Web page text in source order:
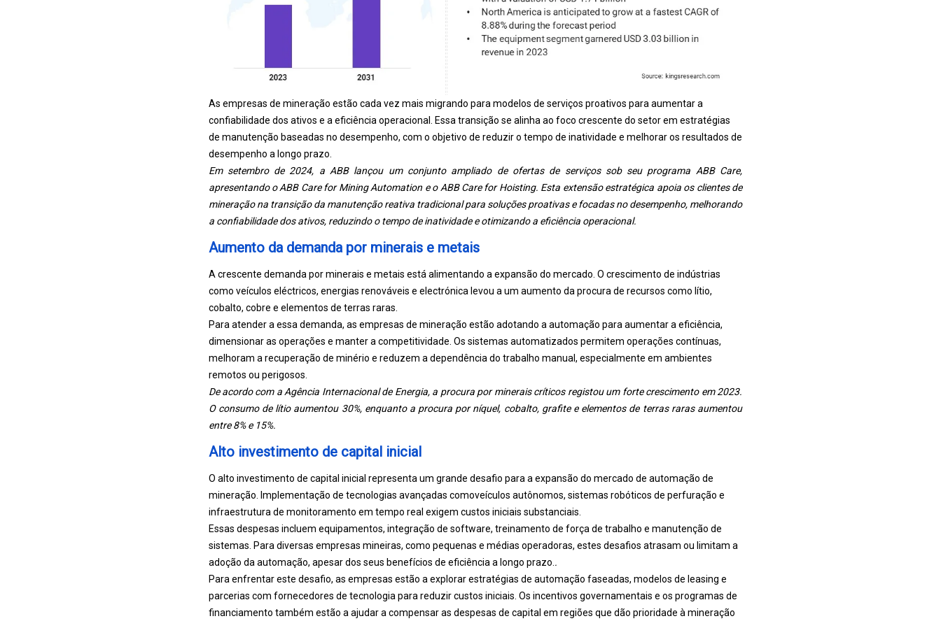
As empresas de mineração estão cada vez mais migrando para modelos de serviços proativos para aumentar a
confiabilidade dos ativos e a eficiência operacional. Essa transição se alinha ao foco crescente do setor em estratégias
de manutenção baseadas no desempenho, com o objetivo de reduzir o tempo de inatividade e melhorar os resultados de
desempenho a longo prazo.
Em setembro de 2024, a ABB lançou um conjunto ampliado de ofertas de serviços sob seu programa ABB Care,
apresentando o ABB Care for Mining Automation e o ABB Care for Hoisting. Esta extensão estratégica apoia os clientes de
mineração na transição da manutenção reativa tradicional para soluções proativas e focadas no desempenho, melhorando
a confiabilidade dos ativos, reduzindo o tempo de inatividade e otimizando a eficiência operacional.
Aumento da demanda por minerais e metais
A crescente demanda por minerais e metais está alimentando a expansão do mercado. O crescimento de indústrias
como veículos eléctricos, energias renováveis ​​e electrónica levou a um aumento da procura de recursos como lítio,
cobalto, cobre e elementos de terras raras.
Para atender a essa demanda, as empresas de mineração estão adotando a automação para aumentar a eficiência,
dimensionar as operações e manter a competitividade. Os sistemas automatizados permitem operações contínuas,
melhoram a recuperação de minério e reduzem a dependência do trabalho manual, especialmente em ambientes
remotos ou perigosos.
De acordo com a Agência Internacional de Energia, a procura por minerais críticos registou um forte crescimento em 2023.
O consumo de lítio aumentou 30%, enquanto a procura por níquel, cobalto, grafite e elementos de terras raras aumentou
entre 8% e 15%.
Alto investimento de capital inicial
O alto investimento de capital inicial representa um grande desafio para a expansão do mercado de automação de
mineração. Implementação de tecnologias avançadas comoveículos autônomos, sistemas robóticos de perfuração e
infraestrutura de monitoramento em tempo real exigem custos iniciais substanciais.
Essas despesas incluem equipamentos, integração de software, treinamento de força de trabalho e manutenção de
sistemas. Para diversas empresas mineiras, como pequenas e médias operadoras, estes desafios atrasam ou limitam a
adoção da automação, apesar dos seus benefícios de eficiência a longo prazo. .
Para enfrentar este desafio, as empresas estão a explorar estratégias de automação faseadas, modelos de leasing e
parcerias com fornecedores de tecnologia para reduzir custos iniciais. Os incentivos governamentais e os programas de
financiamento também estão a ajudar a compensar as despesas de capital em regiões que dão prioridade à mineração